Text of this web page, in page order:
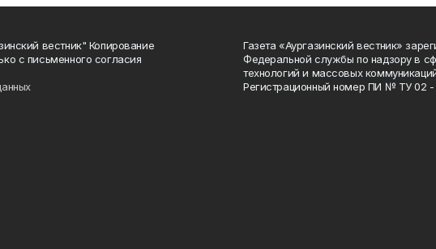
вестник" Копирование
с письменного согласия
Газета «Аургазинский вестник»
Федеральной службы по надзору в
технологий и массовых
Регистрационный номер ПИ № ТУ 02 -